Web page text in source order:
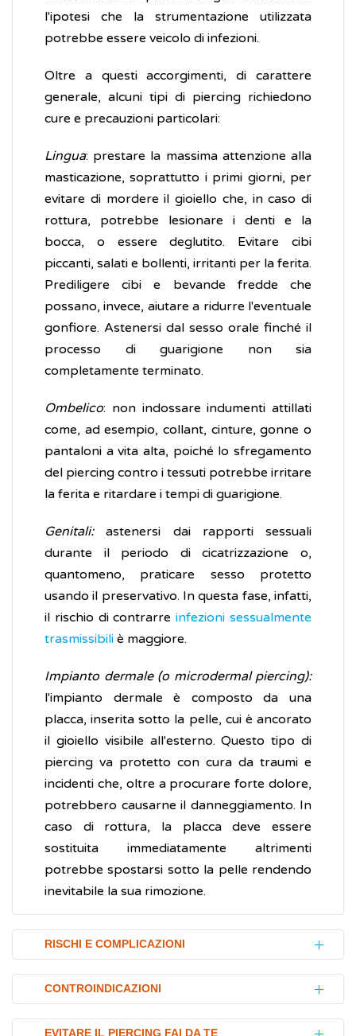
l'ipotesi che la strumentazione utilizzata
potrebbe essere veicolo di infezioni.
Oltre a questi accorgimenti, di carattere
generale, alcuni tipi di piercing richiedono
cure e precauzioni particolari:
Lingua: prestare la massima attenzione alla
masticazione, soprattutto i primi giorni, per
evitare di mordere il gioiello che, in caso di
rottura, potrebbe lesionare i denti e la
bocca, o essere deglutito. Evitare cibi
piccanti, salati e bollenti, irritanti per la ferita.
Prediligere cibi e bevande fredde che
possano, invece, aiutare a ridurre l'eventuale
gonfiore. Astenersi dal sesso orale finché il
processo di guarigione non sia
completamente terminato.
Ombelico: non indossare indumenti attillati
come, ad esempio, collant, cinture, gonne o
pantaloni a vita alta, poiché lo sfregamento
del piercing contro i tessuti potrebbe irritare
la ferita e ritardare i tempi di guarigione.
Genitali:astenersi dai rapporti sessuali
durante il periodo di cicatrizzazione o,
quantomeno, praticare sesso protetto
usando il preservativo. In questa fase, infatti,
il rischio di contrarreinfezioni sessualmente
trasmissibili è maggiore.
Impianto dermale (o microdermal piercing):
l'impianto dermale è composto da una
placca, inserita sotto la pelle, cui è ancorato
il gioiello visibile all'esterno. Questo tipo di
piercing va protetto con cura da traumi e
incidenti che, oltre a procurare forte dolore,
potrebbero causarne il danneggiamento. In
caso di rottura, la placca deve essere
sostituita immediatamente altrimenti
potrebbe spostarsi sotto la pelle rendendo
inevitabile la sua rimozione.
RISCHI E COMPLICAZIONI
Infezioni
CONTROINDICAZIONI
Il piercing è controindicato nelle persone
EVITARE IL PIERCING FAI DA TE